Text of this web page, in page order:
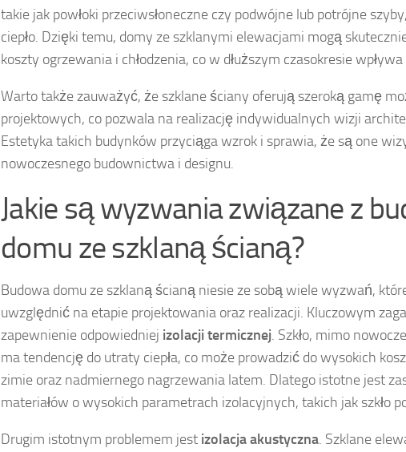
takie jak powłoki przeciwsłoneczne czy podwójne lub potrójne
ciepło. Dzięki temu, domy ze szklanymi elewacjami mogą
koszty ogrzewania i chłodzenia, co w dłuższym czasokresie
Warto także zauważyć, że szklane ściany oferują szeroką gamę
projektowych, co pozwala na realizację indywidualnych wizji
Estetyka takich budynków przyciąga wzrok i sprawia, że są one
nowoczesnego budownictwa i designu.
Jakie są wyzwania związane z
domu ze szklaną ścianą?
Budowa domu ze szklaną ścianą niesie ze sobą wiele wyzwań,
uwzględnić na etapie projektowania oraz realizacji. Kluczowym
zapewnienie odpowiedniej izolacji termicznej. Szkło, mimo
ma tendencję do utraty ciepła, co może prowadzić do wysokich
zimie oraz nadmiernego nagrzewania latem. Dlatego istotne jest
materiałów o wysokich parametrach izolacyjnych, takich jak szkło
Drugim istotnym problemem jest izolacja akustyczna. Szklane